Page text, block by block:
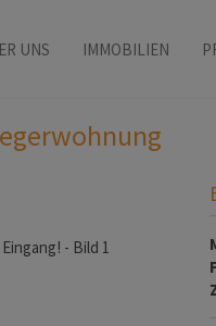
UNS IMMOBILIEN